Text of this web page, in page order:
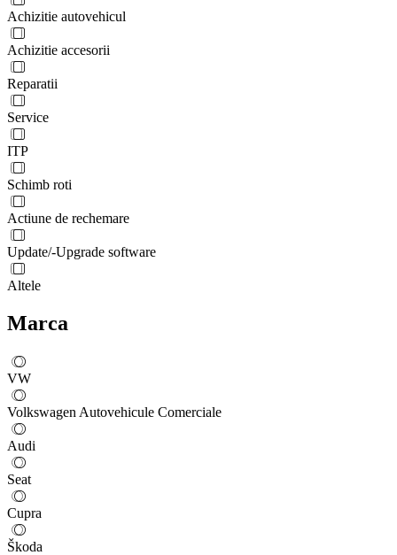
Achizitie autovehicul
Achizitie accesorii
Reparatii
Service
ITP
Schimb roti
Actiune de rechemare
Update/-Upgrade software
Altele
Marca
VW
Volkswagen Autovehicule Comerciale
Audi
Seat
Cupra
Škoda